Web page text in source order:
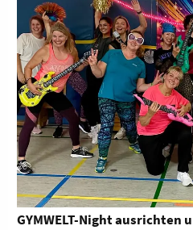
GYMWELT-Night ausrichten